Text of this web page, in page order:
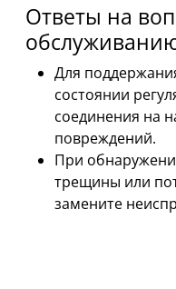
Ответы на
Для
состоянии
соединения на
повреждений.
При
трещины или
замените